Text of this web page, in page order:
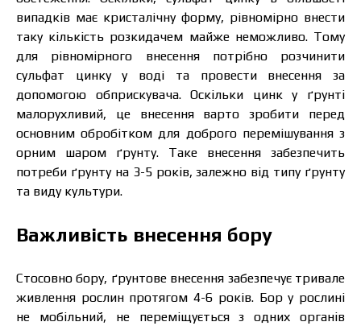
випадків має кристалічну форму, рівномірно внести
таку кількість розкидачем майже неможливо. Тому
для рівномірного внесення потрібно розчинити
сульфат цинку у воді та провести внесення за
допомогою обприскувача. Оскільки цинк у ґрунті
малорухливий, це внесення варто зробити перед
основним обробітком для доброго перемішування з
орним шаром ґрунту. Таке внесення забезпечить
потреби ґрунту на 3-5 років, залежно від типу ґрунту
та виду культури.
Важливість внесення бору
Стосовно бору, ґрунтове внесення забезпечує тривале
живлення рослин протягом 4-6 років. Бор у рослині
не мобільний, не переміщується з одних органів
Ціна залежить від об’єму та регіону доставки.